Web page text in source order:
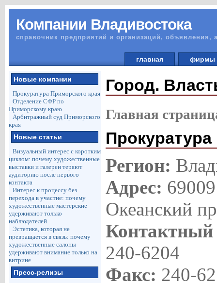
Компании Владивостока
справочник предприятий и организаций, объявления,
главная
Новые компании
Прокуратура Приморского края
Отделение СФР по
Приморскому краю
Арбитражный суд Приморского
края
Новые статьи
Визуальный интерес с коротким
циклом: почему художественные
выставки и галереи теряют
аудиторию после первого
контакта
Интерес к процессу без
перехода в участие: почему
художественные мастерские
удерживают только
наблюдателей
Эстетика, которая не
превращается в связь: почему
художественные салоны
удерживают внимание только на
витрине
Пресс-релизы
Город.
Главная
Регион:
Адрес:
Океанский
240-6204
Факс: 240-